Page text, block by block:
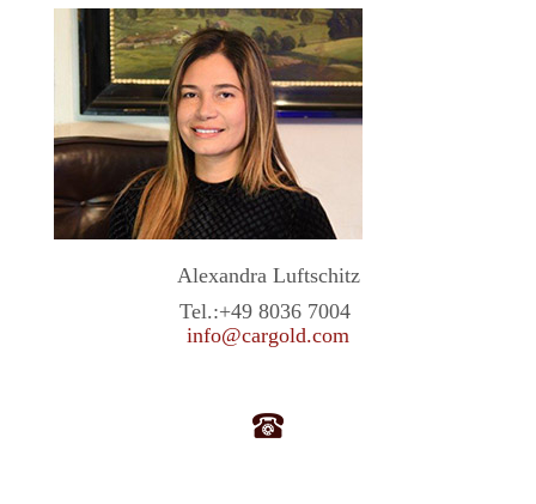
Alexandra Luftschitz
Tel.:+49 8036 7004
info@cargold.com